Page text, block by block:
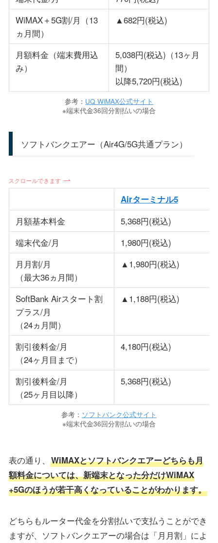
WiMAX＋5G割/月（13
ヵ月間）
▲682円(税込)
月額料金（端末費用込
み）
5,038円(税込)（13ヶ月
間）
以降5,720円(税込)
参考： UQ WiMAX公式サイト
※端末代金36回分割払いの場合
ソフトバンクエアー（Air4G/5G共通プラン）
スクロールできます
Airターミナル5
月額基本料金
5,368円(税込)
端末代金/月
1,980円(税込)
月月割/月
（最大36ヵ月間）
▲1,980円(税込)
SoftBank Airスタート割
プラス/月
（24ヵ月間）
▲1,188円(税込)
割引後料金/月
（24ヶ月目まで）
4,180円(税込)
割引後料金/月
（25ヶ月目以降）
5,368円(税込)
参考： ソフトバンク公式サイト
※端末代金36回分割払いの場合
表の通り、
WiMAXとソフトバンクエアーどちらも月
額料金については、新端末となった分だけWiMAX
+5Gのほうが若干高くなっていることがわかります。
どちらもルーター代金を分割払いで支払うことができ
ますが、ソフトバンクエアーの場合は「月月割」によ